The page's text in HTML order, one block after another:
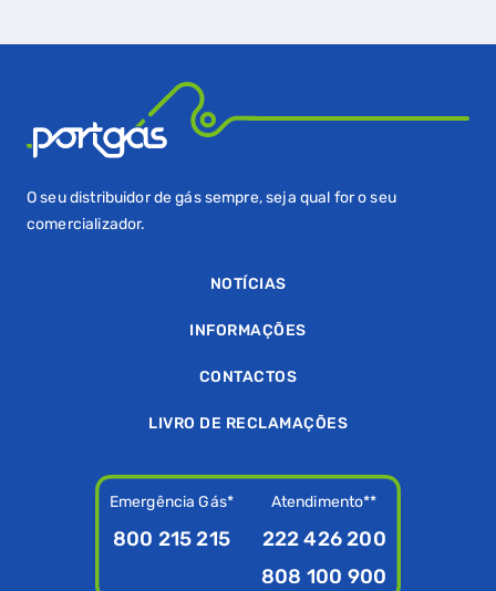
O seu distribuidor de gás sempre, seja qual for o seu
comercializador.
NOTÍCIAS
INFORMAÇÕES
CONTACTOS
LIVRO DE RECLAMAÇÕES
Emergência Gás*
800 215 215
Atendimento**
222 426 200
808 100 900